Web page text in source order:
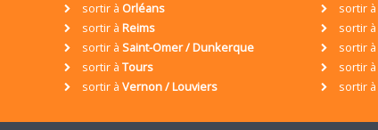
sortir à Orléans sortir à
sortir à Reims sortir à
sortir à Saint-Omer / Dunkerque sortir à
sortir à Tours sortir à
sortir à Vernon / Louviers sortir à